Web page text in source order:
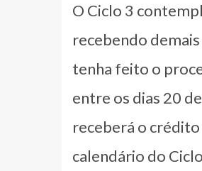
O Ciclo 3
recebendo
tenha feito o
entre os dias 20
receberá o
calendário do